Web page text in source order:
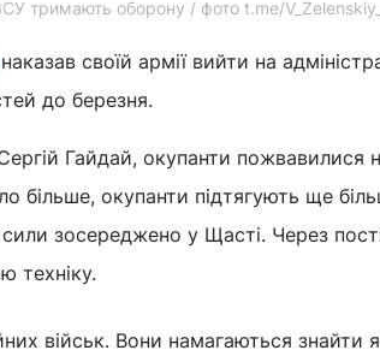
тримають оборону / фото t.me/
наказав своїй армії вийти на
до березня.
Гайдай, окупанти пожвавилися
більше, окупанти підтягують ще
зосереджено у Щасті. Через
техніку.
військ. Вони намагаються знайти